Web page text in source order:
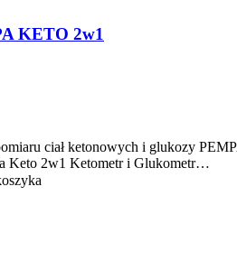
KETO 2w1
ciał ketonowych i glukozy
Keto 2w1 Ketometr i Glukometr…